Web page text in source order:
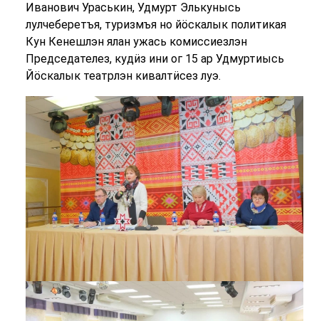
Иванович Ураськин, Удмурт Элькунысь
лулчеберетъя, туризмъя но йӧскалык политикая
Кун Кенешлэн ялан ужась комиссиезлэн
Председателез, кудӥз ини ог 15 ар Удмуртиысь
Йӧскалык театрлэн кивалтӥсез луэ.